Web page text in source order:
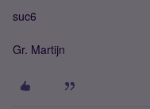
suc6
Gr. Martijn